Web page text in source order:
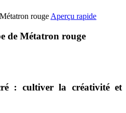
Aperçu rapide
de Métatron rouge
: cultiver la créativité et